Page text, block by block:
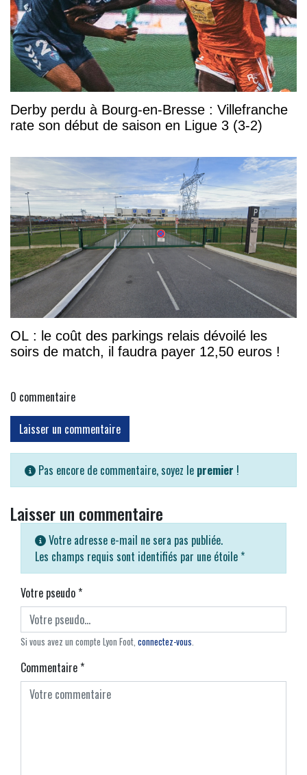
Derby perdu à Bourg-en-Bresse : Villefranche
rate son début de saison en Ligue 3 (3-2)
OL : le coût des parkings relais dévoilé les
soirs de match, il faudra payer 12,50 euros !
0 commentaire
Laisser un commentaire
Pas encore de commentaire, soyez le premier !
Laisser un commentaire
Votre adresse e-mail ne sera pas publiée.
Les champs requis sont identifiés par une étoile *
Votre pseudo*
Si vous avez un compte Lyon Foot, connectez-vous.
Commentaire*